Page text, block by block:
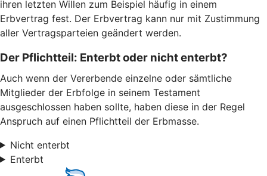
ihren letzten Willen zum Beispiel häufig in einem
Erbvertrag fest. Der Erbvertrag kann nur mit Zustimmung
aller Vertragsparteien geändert werden.
Der Pflichtteil: Enterbt oder nicht enterbt?
Auch wenn der Vererbende einzelne oder sämtliche
Mitglieder der Erbfolge in seinem Testament
ausgeschlossen haben sollte, haben diese in der Regel
Anspruch auf einen Pflichtteil der Erbmasse.
Nicht enterbt
Enterbt